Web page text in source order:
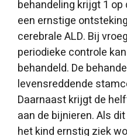
behandeling krijgt 1
een ernstige
cerebrale ALD. Bij
periodieke controle
behandeld. De
levensreddende
Daarnaast krijgt de
aan de bijnieren. Als
het kind ernstig ziek